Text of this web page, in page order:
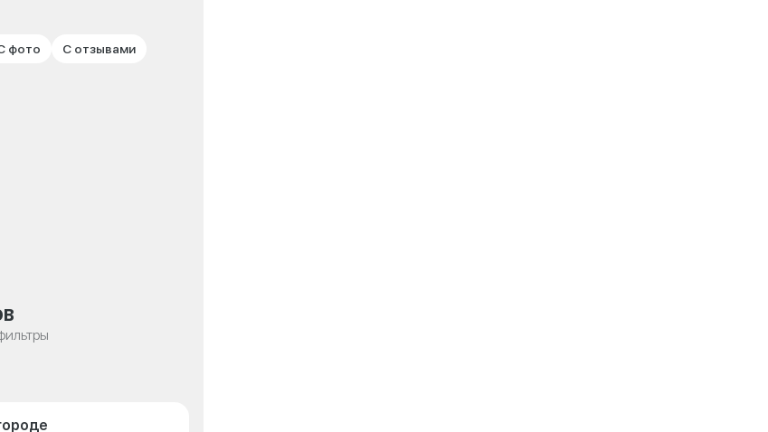
фото С отзывами